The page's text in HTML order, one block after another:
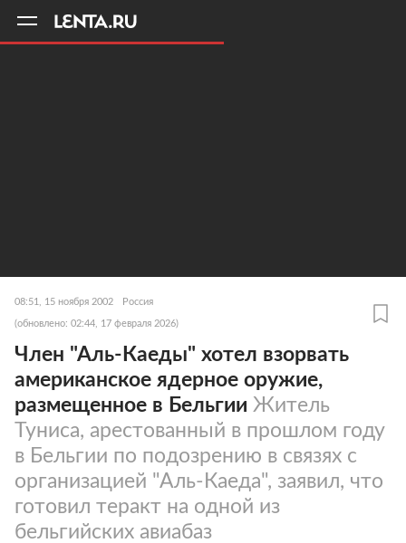
08:51, 15 ноября 2002 Россия
(обновлено: 02:44, 17 февраля 2026)
Член "Аль-Каеды" хотел взорвать
американское ядерное оружие,
размещенное в Бельгии Житель
Туниса, арестованный в прошлом году
в Бельгии по подозрению в связях с
организацией "Аль-Каеда", заявил, что
готовил теракт на одной из
бельгийских авиабаз